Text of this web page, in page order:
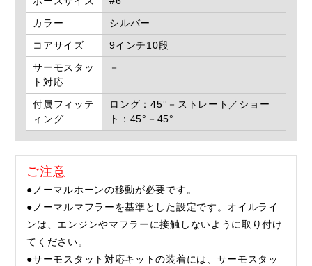
カラー
シルバー
コアサイズ
9インチ10段
サーモスタッ
ト対応
－
付属フィッテ
ィング
ロング：45°－ストレート／ショー
ト：45°－45°
ご注意
●ノーマルホーンの移動が必要です。
●ノーマルマフラーを基準とした設定です。オイルライ
ンは、エンジンやマフラーに接触しないように取り付け
てください。
●サーモスタット対応キットの装着には、サーモスタッ